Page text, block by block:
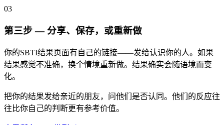
03
第三步 — 分享、保存，或重新做
你的SBTI结果页面有自己的链接——发给认识你的人。如果
结果感觉不准确，换个情境重新做。结果确实会随语境而变
化。
把你的结果发给亲近的朋友，问他们是否认同。他们的反应往
往比你自己的判断更有参考价值。